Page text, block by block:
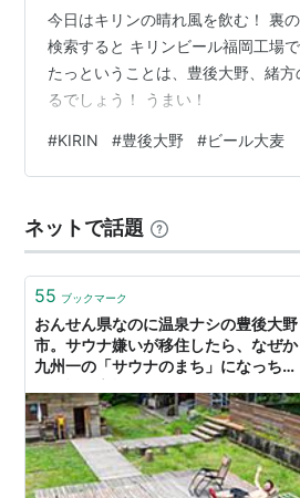
今日はキリンの晴れ風を飲む！ 裏
検索すると キリンビール福岡工場
たっということは、豊後大野、緒
るでしょう！ うまい！
#KIRIN #豊後大野 #ビール大麦
ネットで話題
55 ブックマーク
おんせん県なのに温泉ナシの豊後大野
市。サウナ嫌いが移住したら、なぜか
九州一の「サウナのまち」になっちゃ